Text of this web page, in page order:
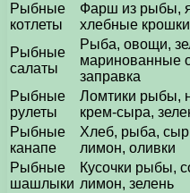
Рыбные
котлеты
Фарш из рыбы,
хлебные
Рыбные
салаты
Рыба, овощи,
маринованные
заправка
Рыбные
рулеты
Ломтики рыбы,
крем-сыра,
Рыбные
канапе
Хлеб, рыба,
лимон, оливки
Рыбные
шашлыки
Кусочки рыбы,
лимон, зелень